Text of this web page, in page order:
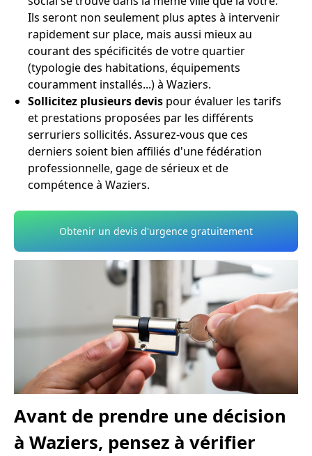
Ils seront non seulement plus aptes à intervenir
rapidement sur place, mais aussi mieux au
courant des spécificités de votre quartier
(typologie des habitations, équipements
couramment installés...) à Waziers.
Sollicitez plusieurs devis pour évaluer les tarifs
et prestations proposées par les différents
serruriers sollicités. Assurez-vous que ces
derniers soient bien affiliés d'une fédération
professionnelle, gage de sérieux et de
compétence à Waziers.
Obtenir un devis d'urgence gratuitement
Avant de prendre une décision
à Waziers, pensez à vérifier